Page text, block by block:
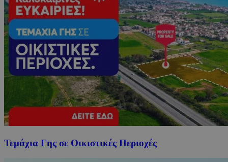
Τεμάχια Γης σε Οικιστικές Περιοχές